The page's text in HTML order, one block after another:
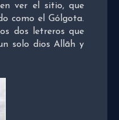
ver el sitio, que
como el Gólgota.
dos letreros que
solo dios Allāh y